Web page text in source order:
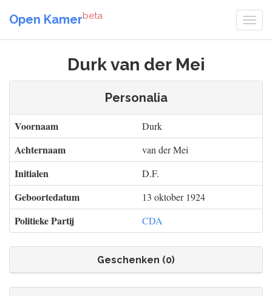
Open Kamerbeta
Durk van der Mei
Personalia
Voornaam Durk
Achternaam van der Mei
Initialen D.F.
Geboortedatum 13 oktober 1924
Politieke Partij CDA
Geschenken (0)